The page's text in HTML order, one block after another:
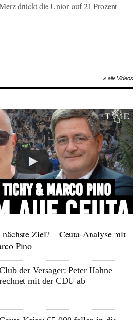
Merz drückt die Union auf 21 Prozent
» alle Videos
Ziel? – Ceuta-Analyse mit
Pino
Club der Versager: Peter Hahne
rechnet mit der CDU ab